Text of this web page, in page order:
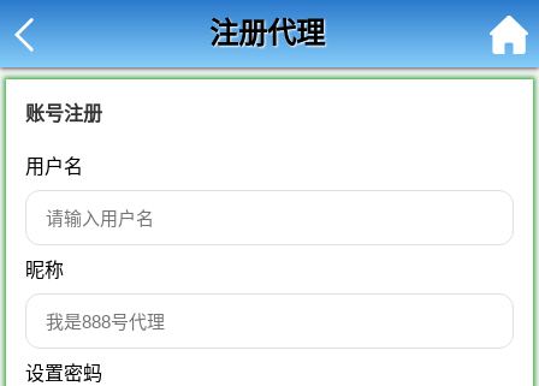
注册代理
账号注册
用户名
昵称
设置密蚂